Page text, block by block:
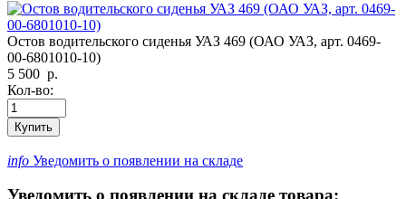
Остов водительского сиденья УАЗ 469 (ОАО УАЗ, арт. 0469-
00-6801010-10)
5 500 р.
Кол-во:
Купить
info Уведомить о появлении на складе